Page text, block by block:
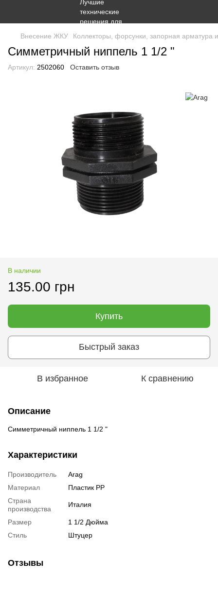
Внесение ЖКУ Коллекторы, форсунки, запорная
Симметричный ниппель 1 1/2 "
Артикул: 2502060 Оставить отзыв
В наличии
135.00 грн
Купить
Быстрый заказ
В избранное К сравнению
Описание
Симметричный ниппель 1 1/2 "
Характеристики
Производитель
Arag
Материал
Пластик РР
Страна
производства
Италия
Размер
1 1/2 Дюйма
Стиль
Штуцер
Отзывы